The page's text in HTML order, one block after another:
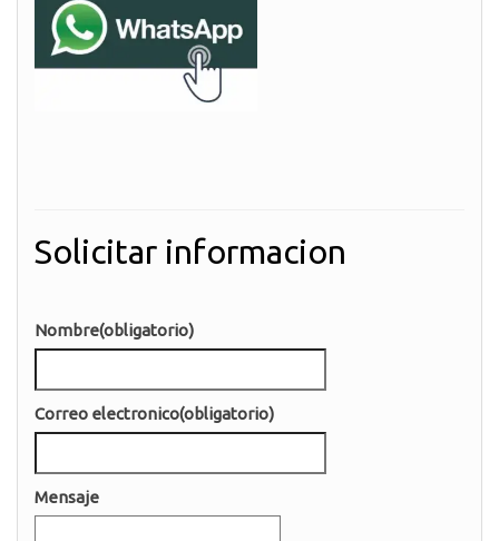
Solicitar informacion
Nombre(obligatorio)
Correo electronico(obligatorio)
Mensaje